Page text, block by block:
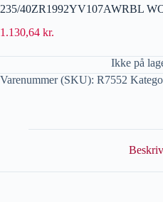
235/40ZR1992YV107AWRBL
1.130,64 kr.
Ikke på
Varenummer (SKU): R7552